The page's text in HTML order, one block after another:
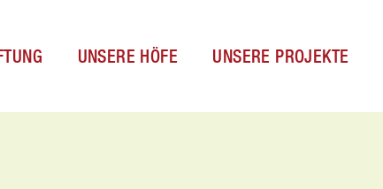
UNSERE HÖFE UNSERE PROJEKTE